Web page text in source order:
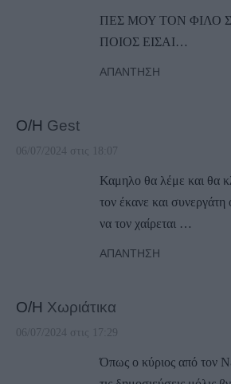
ΠΕΣ ΜΟΥ ΤΟΝ ΦΙΛΟ
ΠΟΙΟΣ ΕΙΣΑΙ…
ΑΠΆΝΤΗΣΗ
Ο/Η Gest
06/07/2024 στις 18:07
Καμηλο θα λέμε και θα
τον έκανε και
να τον χαίρεται …
ΑΠΆΝΤΗΣΗ
Ο/Η Χωριάτικα
06/07/2024 στις 17:29
Όπως ο κύριος από τον